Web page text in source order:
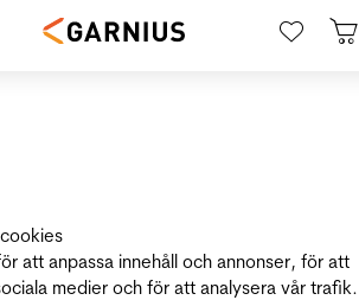
att anpassa innehåll och annonser, för att
medier och för att analysera vår